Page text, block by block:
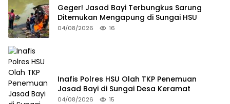
Geger! Jasad Bayi Terbungkus Sarung
Ditemukan Mengapung di Sungai HSU
04/08/2026 16
Inafis Polres HSU Olah TKP Penemuan
Jasad Bayi di Sungai Desa Keramat
04/08/2026 15